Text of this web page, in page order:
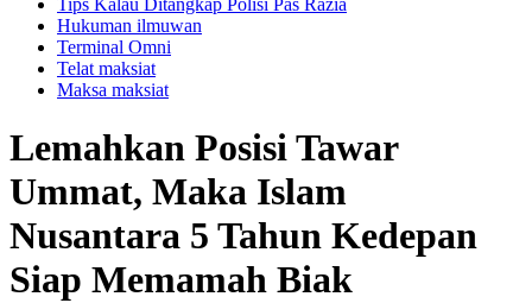
Tips Kalau Ditangkap Polisi Pas Razia
Hukuman ilmuwan
Terminal Omni
Telat maksiat
Maksa maksiat
Lemahkan Posisi Tawar
Ummat, Maka Islam
Nusantara 5 Tahun Kedepan
Siap Memamah Biak